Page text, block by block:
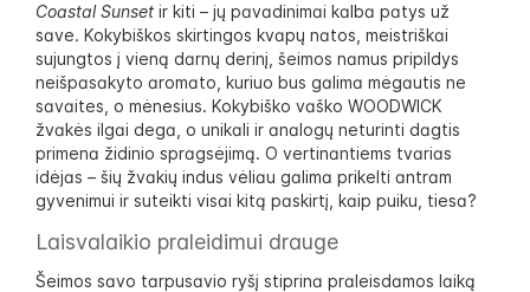
Coastal Sunset ir kiti – jų pavadinimai kalba patys už
save. Kokybiškos skirtingos kvapų natos, meistriškai
sujungtos į vieną darnų derinį, šeimos namus pripildys
neišpasakyto aromato, kuriuo bus galima mėgautis ne
savaites, o mėnesius. Kokybiško vaško WOODWICK
žvakės ilgai dega, o unikali ir analogų neturinti dagtis
primena židinio spragsėjimą. O vertinantiems tvarias
idėjas – šių žvakių indus vėliau galima prikelti antram
gyvenimui ir suteikti visai kitą paskirtį, kaip puiku, tiesa?
Laisvalaikio praleidimui drauge
Šeimos savo tarpusavio ryšį stiprina praleisdamos laiką